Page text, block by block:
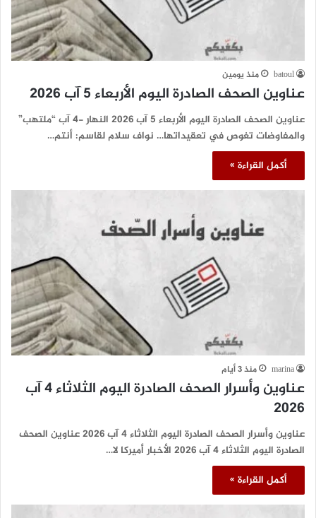
batoul منذ يومين
عناوين الصحف الصادرة اليوم الأربعاء 5 آب 2026
عناوين الصحف الصادرة اليوم الأربعاء 5 آب 2026 النهار -4 آب “ملتهب”
والمفاوضات تغوص في تعقيداتها… نواف سلام لقاسم: أنتم…
أكمل القراءة »
marina منذ 3 أيام
عناوين وأسرار الصحف الصادرة اليوم الثلاثاء 4 آب
2026
عناوين وأسرار الصحف الصادرة اليوم الثلاثاء 4 آب 2026 عناوين الصحف
الصادرة اليوم الثلاثاء 4 آب 2026 الأخبار أميركا لا…
أكمل القراءة »